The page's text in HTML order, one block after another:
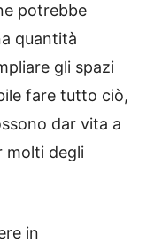
potrebbe
quantità
gli spazi
fare tutto ciò,
dar vita a
molti degli
in